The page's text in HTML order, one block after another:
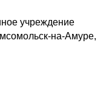
учреждение
на-Амуре,